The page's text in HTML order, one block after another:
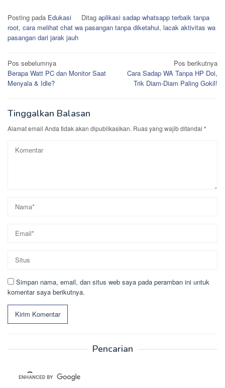
Posting pada Edukasi Ditag aplikasi sadap whatsapp terbaik tanpa
root, cara melihat chat wa pasangan tanpa diketahui, lacak aktivitas wa
pasangan dari jarak jauh
Navigasi
pos
Pos sebelumnya
Berapa Watt PC dan Monitor Saat
Menyala & Idle?
Pos berikutnya
Cara Sadap WA Tanpa HP Doi,
Trik Diam-Diam Paling Gokil!
Tinggalkan Balasan
Alamat email Anda tidak akan dipublikasikan. Ruas yang wajib ditandai *
Simpan nama, email, dan situs web saya pada peramban ini untuk
komentar saya berikutnya.
Pencarian